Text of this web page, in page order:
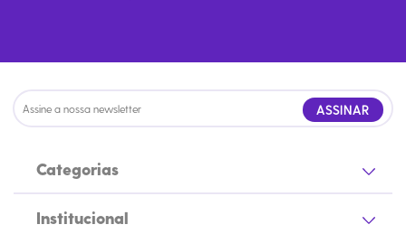
ASSINAR
Categorias
Institucional